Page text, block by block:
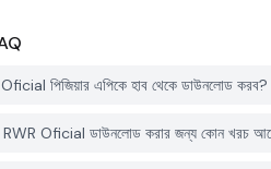
পিজিয়ার এপিকে হাব থেকে ডাউনলোড করব?
RWR Oficial ডাউনলোড করার জন্য কোন খরচ